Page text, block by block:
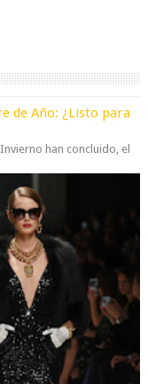
de Año: ¿Listo para
han concluido, el